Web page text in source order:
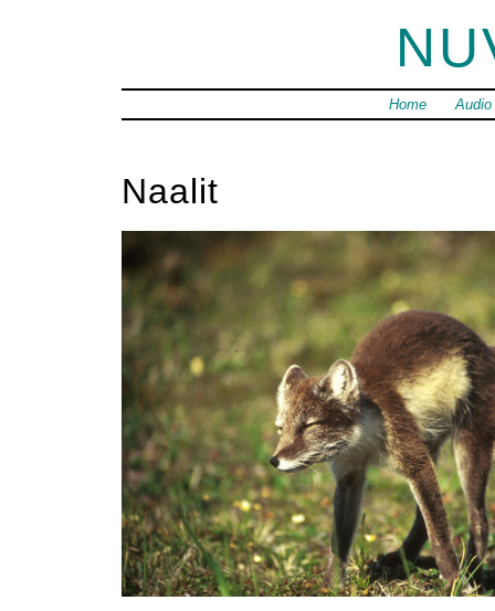
Home Audio
Naalit